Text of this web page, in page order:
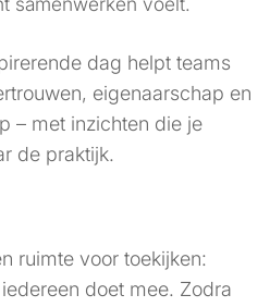
dag helpt teams
eigenaarschap en
– met inzichten die je
de praktijk.
ruimte voor toekijken:
doet mee. Zodra